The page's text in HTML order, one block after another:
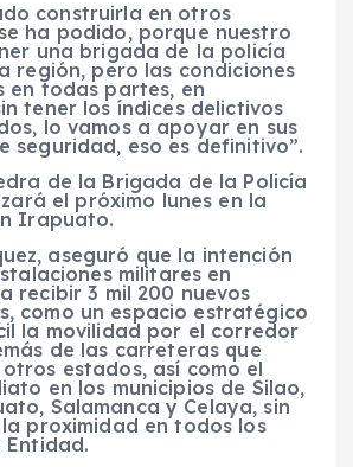
construirla en otros
ha podido, porque nuestro
una brigada de la policía
región, pero las condiciones
en todas partes, en
tener los índices delictivos
lo vamos a apoyar en sus
seguridad, eso es definitivo”.
de la Brigada de la Policía
el próximo lunes en la
Irapuato.
aseguró que la intención
militares en
recibir 3 mil 200 nuevos
como un espacio estratégico
la movilidad por el corredor
de las carreteras que
estados, así como el
en los municipios de Silao,
Salamanca y Celaya, sin
proximidad en todos los
Entidad.